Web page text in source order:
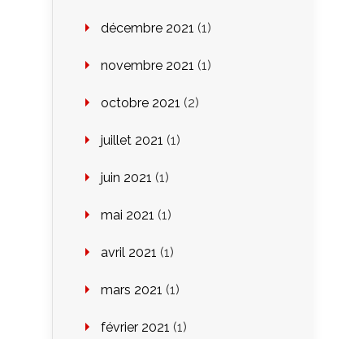
décembre 2021 (1)
novembre 2021 (1)
octobre 2021 (2)
juillet 2021 (1)
juin 2021 (1)
mai 2021 (1)
avril 2021 (1)
mars 2021 (1)
février 2021 (1)